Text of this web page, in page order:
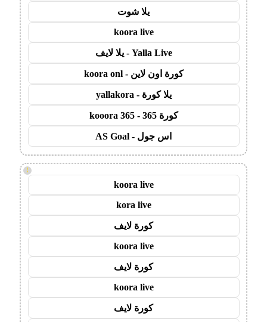
يلا شوت
koora live
Yalla Live - يلا لايف
كورة اون لاين - koora onl
يلا كورة - yallakora
كورة 365 - kooora 365
اس جول - AS Goal
!
koora live
kora live
كورة لايف
koora live
كورة لايف
koora live
كورة لايف